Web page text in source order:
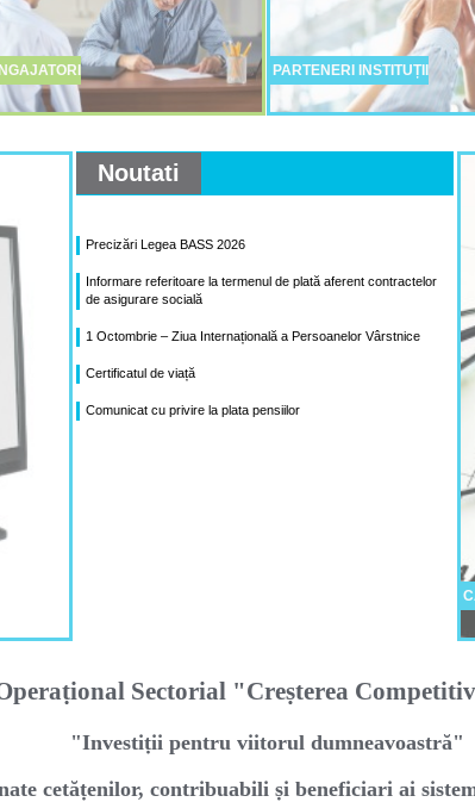
PARTENERI INSTITUȚII
Noutati
Precizări Legea BASS 2026
Informare referitoare la termenul de plată aferent contractelor
de asigurare socială
1 Octombrie – Ziua Internațională a Persoanelor Vârstnice
Certificatul de viață
Comunicat cu privire la plata pensiilor
Sectorial "Creṣterea
"Investiṭii pentru viitorul dumneavoastră"
cetăṭenilor, contribuabili ṣi beneficiari ai